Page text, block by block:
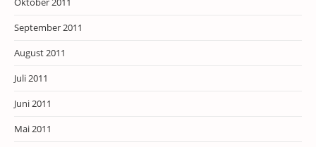
September 2011
August 2011
Juli 2011
Juni 2011
Mai 2011